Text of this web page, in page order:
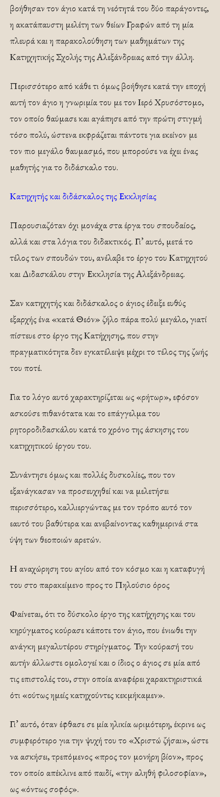
βοήθησαν τον άγιο κατά τη νεότητά του δύο παράγοντες,
η ακατάπαυστη μελέτη των θείων Γραφών από τη μία
πλευρά και η παρακολούθηση των μαθημάτων της
Κατηχητικής Σχολής της Αλεξάνδρειας από την άλλη.
Περισσότερο από κάθε τι όμως βοήθησε κατά την εποχή
αυτή τον άγιο η γνωριμία του με τον Ιερό Χρυσόστομο,
τον οποίο θαύμασε και αγάπησε από την πρώτη στιγμή
τόσο πολύ, ώστενα εκφράζεται πάντοτε για εκείνον με
τον πιο μεγάλο θαυμασμό, που μπορούσε να έχει ένας
μαθητής για το διδάσκαλο του.
Κατηχητής και διδάσκαλος της Εκκλησίας
Παρουσιαζόταν όχι μονάχα στα έργα του σπουδαίος,
αλλά και στα λόγια του διδακτικός. Γι’ αυτό, μετά το
τέλος των σπουδών του, ανέλαβε το έργο του Κατηχητού
και Διδασκάλου στην Εκκλησία της Αλεξάνδρειας.
Σαν κατηχητής και διδάσκαλος ο άγιος έδειξε ευθύς
εξαρχής ένα «κατά Θεόν» ζήλο πάρα πολύ μεγάλο, γιατί
πίστευε στο έργο της Κατήχησης, που στην
πραγματικότητα δεν εγκατέλειψε μέχρι το τέλος της ζωής
του ποτέ.
Για το λόγο αυτό χαρακτηρίζεται ως «ρήτωρ», εφόσον
ασκούσε πιθανότατα και το επάγγελμα του
ρητοροδιδασκάλου κατά το χρόνο της άσκησης του
κατηχητικού έργου του.
Συνάντησε όμως και πολλές δυσκολίες, που τον
εξανάγκασαν να προσευχηθεί και να μελετήσει
περισσότερο, καλλιεργώντας με τον τρόπο αυτό τον
εαυτό του βαθύτερα και ανεβαίνοντας καθημερινά στα
ύψη των θεοποιών αρετών.
Η αναχώρηση του αγίου από τον κόσμο και η καταφυγή
του στο παρακείμενο προς το Πηλούσιο όρος
Φαίνεται, ότι το δύσκολο έργο της κατήχησης και του
κηρύγματος κούρασε κάποτε τον άγιο, που ένιωθε την
ανάγκη μεγαλυτέρου στηρίγματος. Την κούρασή του
αυτήν άλλωστε ομολογεί και ο ίδιος ο άγιος σε μία από
τις επιστολές του, στην οποία αναφέρει χαρακτηριστικά
ότι «ούτως ημείς κατηχούντες κεκμήκαμεν».
Γι’ αυτό, όταν έφθασε σε μία ηλικία ωριμότερη, έκρινε ως
συμφερότερο για την ψυχή του το «Χριστώ ζήσαι», ώστε
να ασκήσει, τρεπόμενος «προς τον μονήρη βίον», προς
τον οποίο απέκλινε από παιδί, «την αληθή φιλοσοφίαν»,
ως «όντως σοφός».